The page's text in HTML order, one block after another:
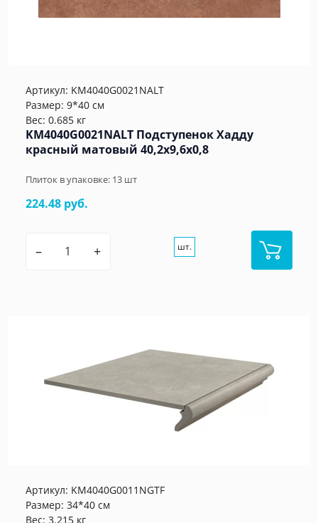
Артикул: KM4040G0021NALT
Размер: 9*40 см
Вес: 0.685 кг
KM4040G0021NALT Подступенок Хадду
красный матовый 40,2x9,6x0,8
Плиток в упаковке: 13 шт
224.48 руб.
– + шт.
Артикул: KM4040G0011NGTF
Размер: 34*40 см
Вес: 3.215 кг